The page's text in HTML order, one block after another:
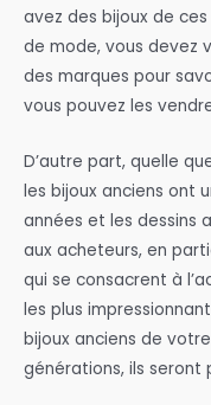
avez des bijoux de
de mode, vous devez
des marques pour
vous pouvez les
D’autre part, quelle
les bijoux anciens ont
années et les dessins
aux acheteurs, en
qui se consacrent à
les plus
bijoux anciens de
générations, ils seront